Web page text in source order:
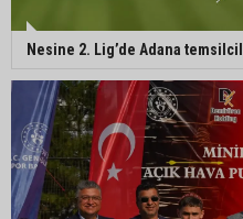
Nesine 2. Lig’de Adana